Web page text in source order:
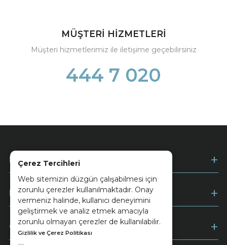
Çerez Tercihleri
Web sitemizin düzgün çalışabilmesi için
zorunlu çerezler kullanılmaktadır. Onay
vermeniz halinde, kullanıcı deneyimini
geliştirmek ve analiz etmek amacıyla
zorunlu olmayan çerezler de kullanılabilir.
Gizlilik ve Çerez Politikası
MÜŞTERİ HİZMETLERİ
Müşteri hizmetlerimiz ile iletişime geçebilirsiniz
444 7 020
Kurumsal
Müşteri Hizmetleri
Ödeme